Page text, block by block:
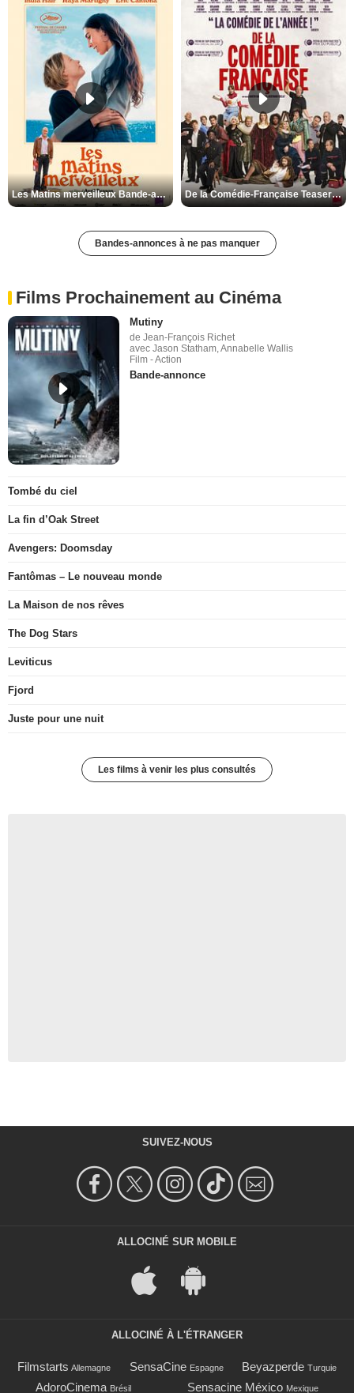
Les Matins merveilleux Bande-annonce VF De la Comédie-Française Teaser VF
Bandes-annonces à ne pas manquer
Films Prochainement au Cinéma
Mutiny
de Jean-François Richet
avec Jason Statham, Annabelle Wallis
Film - Action
Bande-annonce
Tombé du ciel
La fin d’Oak Street
Avengers: Doomsday
Fantômas – Le nouveau monde
La Maison de nos rêves
The Dog Stars
Leviticus
Fjord
Juste pour une nuit
Les films à venir les plus consultés
SUIVEZ-NOUS
ALLOCINÉ SUR MOBILE
ALLOCINÉ À L'ÉTRANGER
Filmstarts Allemagne SensaCine Espagne Beyazperde Turquie
AdoroCinema Brésil Sensacine México Mexique